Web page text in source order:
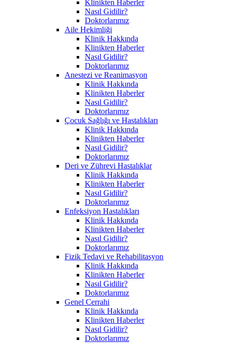
Klinikten Haberler
Nasıl Gidilir?
Doktorlarımız
Aile Hekimliği
Klinik Hakkında
Klinikten Haberler
Nasıl Gidilir?
Doktorlarımız
Anestezi ve Reanimasyon
Klinik Hakkında
Klinikten Haberler
Nasıl Gidilir?
Doktorlarımız
Çocuk Sağlığı ve Hastalıkları
Klinik Hakkında
Klinikten Haberler
Nasıl Gidilir?
Doktorlarımız
Deri ve Zührevi Hastalıklar
Klinik Hakkında
Klinikten Haberler
Nasıl Gidilir?
Doktorlarımız
Enfeksiyon Hastalıkları
Klinik Hakkında
Klinikten Haberler
Nasıl Gidilir?
Doktorlarımız
Fizik Tedavi ve Rehabilitasyon
Klinik Hakkında
Klinikten Haberler
Nasıl Gidilir?
Doktorlarımız
Genel Cerrahi
Klinik Hakkında
Klinikten Haberler
Nasıl Gidilir?
Doktorlarımız